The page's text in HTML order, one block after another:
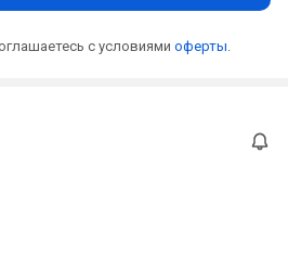
с условиями оферты